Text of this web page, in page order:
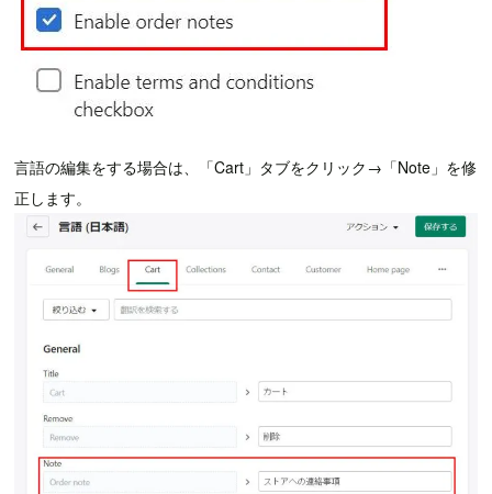
言語の編集をする場合は、「Cart」タブをクリック→「Note」を修
正します。